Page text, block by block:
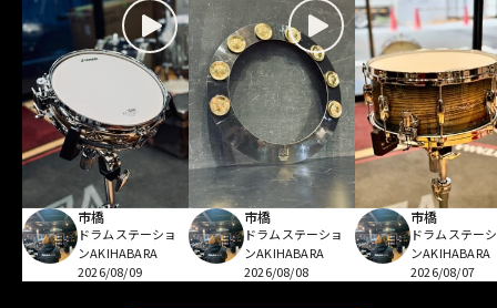
市橋
ドラムステーショ
ンAKIHABARA
2026/08/09
市橋
ドラムステーショ
ンAKIHABARA
2026/08/08
市橋
ドラムステー
ンAKIHABARA
2026/08/07